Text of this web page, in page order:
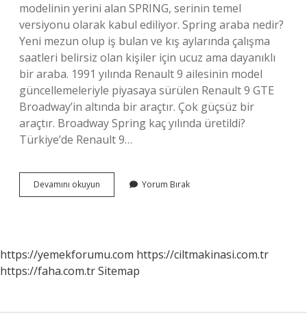
modelinin yerini alan SPRING, serinin temel
versiyonu olarak kabul ediliyor. Spring araba nedir?
Yeni mezun olup iş bulan ve kış aylarında çalışma
saatleri belirsiz olan kişiler için ucuz ama dayanıklı
bir araba. 1991 yılında Renault 9 ailesinin model
güncellemeleriyle piyasaya sürülen Renault 9 GTE
Broadway’in altında bir araçtır. Çok güçsüz bir
araçtır. Broadway Spring kaç yılında üretildi?
Türkiye’de Renault 9…
Devamını okuyun Broadway
Ve
Var
Yorum Bırak
https://yemekforumu.com https://ciltmakinasi.com.tr
https://faha.com.trSitemap